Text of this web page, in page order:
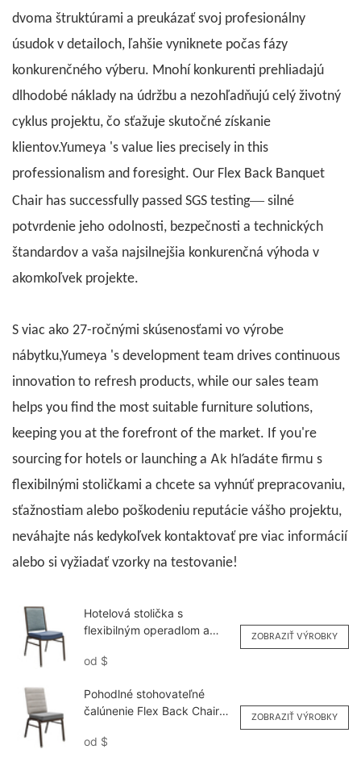
dvoma štruktúrami a preukázať svoj profesionálny
úsudok v detailoch, ľahšie vyniknete počas fázy
konkurenčného výberu. Mnohí konkurenti prehliadajú
dlhodobé náklady na údržbu a nezohľadňujú celý životný
cyklus projektu, čo sťažuje skutočné získanie
klientov.Yumeya 's value lies precisely in this
professionalism and foresight. Our Flex Back Banquet
Chair has successfully passed SGS testing— silné
potvrdenie jeho odolnosti, bezpečnosti a technických
štandardov a vaša najsilnejšia konkurenčná výhoda v
akomkoľvek projekte.
S viac ako 27-ročnými skúsenosťami vo výrobe
nábytku,Yumeya 's development team drives continuous
innovation to refresh products, while our sales team
helps you find the most suitable furniture solutions,
keeping you at the forefront of the market. If you're
sourcing for hotels or launching a Ak hľadáte firmu s
flexibilnými stoličkami a chcete sa vyhnúť prepracovaniu,
sťažnostiam alebo poškodeniu reputácie vášho projektu,
neváhajte nás kedykoľvek kontaktovať pre viac informácií
alebo si vyžiadať vzorky na testovanie!
Hotelová stolička s
flexibilným operadlom a
vlákien, veľkoobchodná
od $
ZOBRAZIŤ VÝROBKY
Pohodlné stohovateľné
čalúnenie Flex Back Chair
Yumeya
od $
ZOBRAZIŤ VÝROBKY